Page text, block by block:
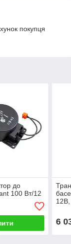
покупця
до
100 Вт/12
6